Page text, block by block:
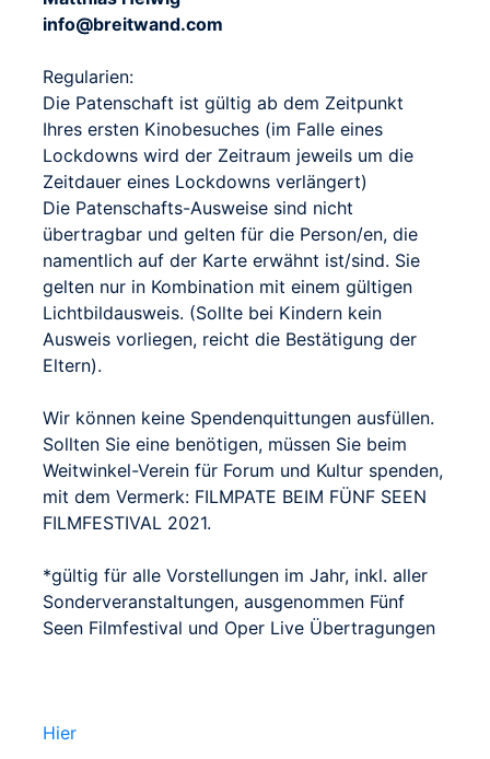
info@breitwand.com
Regularien:
Die Patenschaft ist gültig ab dem Zeitpunkt
Ihres ersten Kinobesuches (im Falle eines
Lockdowns wird der Zeitraum jeweils um die
Zeitdauer eines Lockdowns verlängert)
Die Patenschafts-Ausweise sind nicht
übertragbar und gelten für die Person/en, die
namentlich auf der Karte erwähnt ist/sind. Sie
gelten nur in Kombination mit einem gültigen
Lichtbildausweis. (Sollte bei Kindern kein
Ausweis vorliegen, reicht die Bestätigung der
Eltern).
Wir können keine Spendenquittungen ausfüllen.
Sollten Sie eine benötigen, müssen Sie beim
Weitwinkel-Verein für Forum und Kultur spenden,
mit dem Vermerk: FILMPATE BEIM FÜNF SEEN
FILMFESTIVAL 2021.
*gültig für alle Vorstellungen im Jahr, inkl. aller
Sonderveranstaltungen, ausgenommen Fünf
Seen Filmfestival und Oper Live Übertragungen
Hier